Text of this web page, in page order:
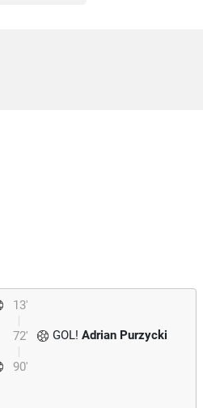
13'
72' GOL! Adrian Purzycki
90'